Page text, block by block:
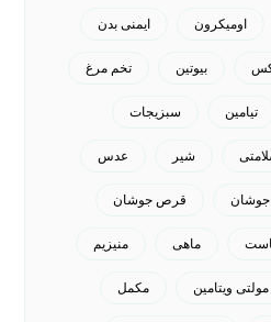
اومیکرون ایمنی بدن
بیوتین تخم مرغ
تیامین سبزیجات
شیر عدس
قرص جوشان
ماهی منیزیم
مولتی ویتامین مکمل